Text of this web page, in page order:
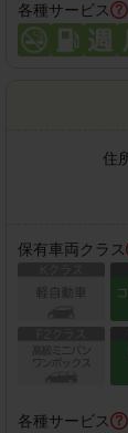
各種サービス
住
保有車両クラス
各種サービス